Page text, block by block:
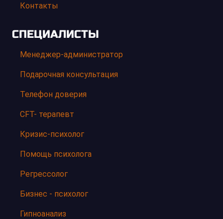
Контакты
СПЕЦИАЛИСТЫ
Менеджер-администратор
Подарочная консультация
Телефон доверия
CFT- терапевт
Кризис-психолог
Помощь психолога
Регрессолог
Бизнес - психолог
Гипноанализ